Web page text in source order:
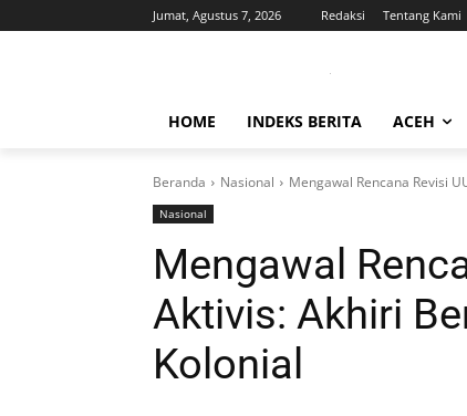
Jumat, Agustus 7, 2026 Redaksi Tentang Kami
HOME INDEKS BERITA ACEH
Beranda Nasional Mengawal Rencana Revisi
Nasional
Mengawal
Aktivis: Akhiri
Kolonial